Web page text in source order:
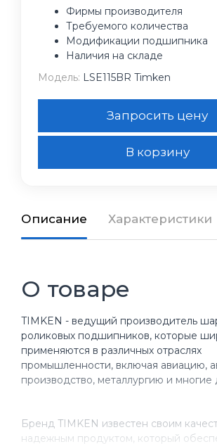
Фирмы производителя
Требуемого количества
Модификации подшипника
Наличия на складе
Модель: LSE115BR Timken
Запросить цену
В корзину
Описание Характеристики
О товаре
TIMKEN - ведущий производитель
роликовых подшипников, которые
применяются в различных отраслях
промышленности, включая авиацию,
производство, металлургию и многие
Бренд TIMKEN известен своим
надежным продуктом, который